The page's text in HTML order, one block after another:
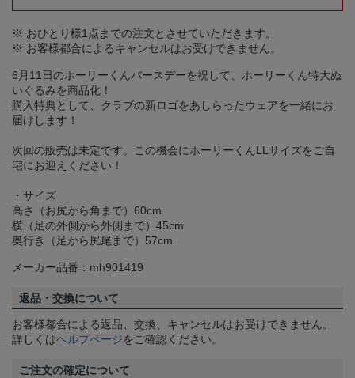
※ おひとり様1点までの注文とさせていただきます。
※ お客様都合によるキャンセルはお受けできません。
6月11日のホーリーくんバースデーを祝して、ホーリーくん特大ぬ
いぐるみを商品化！
購入特典として、クラブの新ロゴをあしらったウェアを一緒にお
届けします！
次回の販売は未定です。この機会にホーリーくんLLサイズをご自
宅にお迎えください！
・サイズ
高さ（お尻から角まで）60cm
横（足の外側から外側まで）45cm
奥行き（足から尻尾まで）57cm
メーカー品番：mh901419
返品・交換について
お客様都合による返品、交換、キャンセルはお受けできません。
詳しくはヘルプページをご確認ください。
ご注文の確定について